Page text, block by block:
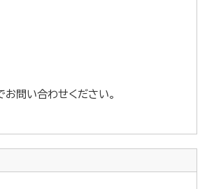
問い合わせください。